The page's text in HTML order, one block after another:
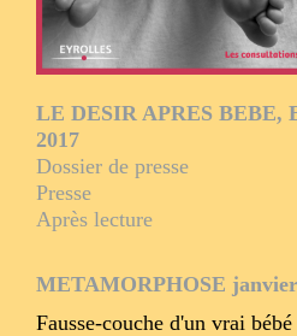
LE DESIR APRES BEBE,
2017
Dossier de presse
Presse
Après lecture
METAMORPHOSE
Fausse-couche d'un vrai bébé